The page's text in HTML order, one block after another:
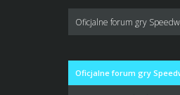
Oficjalne forum gry
Oficjalne forum gry